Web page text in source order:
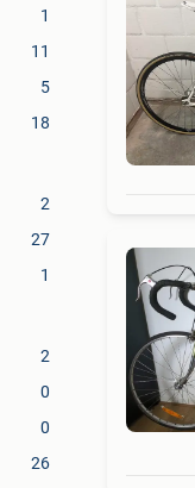
1
11
5
18
2
27
1
2
0
0
26